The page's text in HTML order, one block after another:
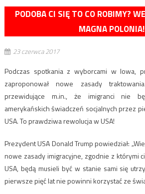
PODOBA CI SIĘ TO CO ROBIMY?
MAGNA POLONIA!
23 czerwca 2017
Podczas spotkania z wyborcami w Iowa,
zaproponował nowe zasady
przewidujące m.in., że imigranci nie
amerykańskich świadczeń socjalnych przez
USA. To prawdziwa rewolucja w USA!
Prezydent USA Donald Trump powiedział:
nowe zasady imigracyjne, zgodnie z którymi
USA, będą musieli być w stanie sami się
pierwsze pięć lat nie powinni korzystać ze